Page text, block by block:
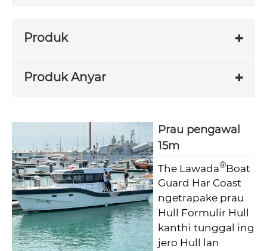
Produk
Produk Anyar
Prau pengawal
15m
The Lawada®Boat
Guard Har Coast
ngetrapake prau
Hull Formulir Hull
kanthi tunggal ing
jero Hull lan